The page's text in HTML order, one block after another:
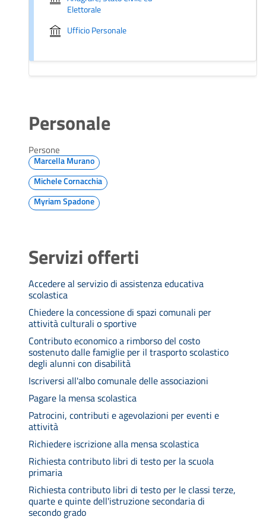
Elettorale
Ufficio Personale
Personale
Persone
Marcella Murano
Michele Cornacchia
Myriam Spadone
Servizi offerti
Accedere al servizio di assistenza educativa
scolastica
Chiedere la concessione di spazi comunali per
attività culturali o sportive
Contributo economico a rimborso del costo
sostenuto dalle famiglie per il trasporto scolastico
degli alunni con disabilità
Iscriversi all'albo comunale delle associazioni
Pagare la mensa scolastica
Patrocini, contributi e agevolazioni per eventi e
attività
Richiedere iscrizione alla mensa scolastica
Richiesta contributo libri di testo per la scuola
primaria
Richiesta contributo libri di testo per le classi terze,
quarte e quinte dell'istruzione secondaria di
secondo grado